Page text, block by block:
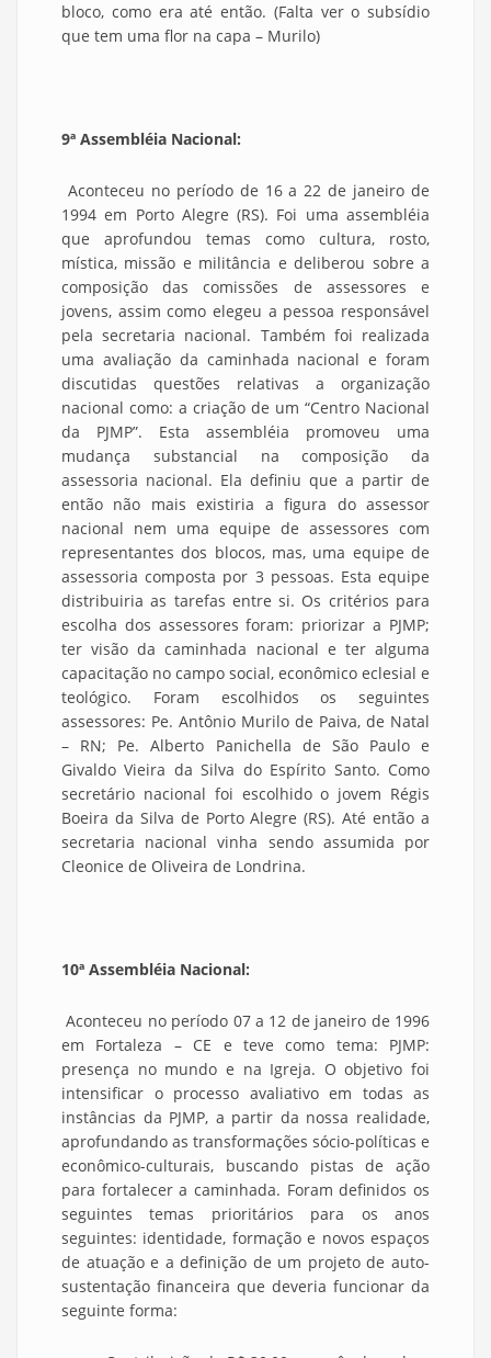
bloco, como era até então. (Falta ver o subsídio
que tem uma flor na capa – Murilo)
9ª Assembléia Nacional:
Aconteceu no período de 16 a 22 de janeiro de
1994 em Porto Alegre (RS). Foi uma assembléia
que aprofundou temas como cultura, rosto,
mística, missão e militância e deliberou sobre a
composição das comissões de assessores e
jovens, assim como elegeu a pessoa responsável
pela secretaria nacional. Também foi realizada
uma avaliação da caminhada nacional e foram
discutidas questões relativas a organização
nacional como: a criação de um “Centro Nacional
da PJMP”. Esta assembléia promoveu uma
mudança substancial na composição da
assessoria nacional. Ela definiu que a partir de
então não mais existiria a figura do assessor
nacional nem uma equipe de assessores com
representantes dos blocos, mas, uma equipe de
assessoria composta por 3 pessoas. Esta equipe
distribuiria as tarefas entre si. Os critérios para
escolha dos assessores foram: priorizar a PJMP;
ter visão da caminhada nacional e ter alguma
capacitação no campo social, econômico eclesial e
teológico. Foram escolhidos os seguintes
assessores: Pe. Antônio Murilo de Paiva, de Natal
– RN; Pe. Alberto Panichella de São Paulo e
Givaldo Vieira da Silva do Espírito Santo. Como
secretário nacional foi escolhido o jovem Régis
Boeira da Silva de Porto Alegre (RS). Até então a
secretaria nacional vinha sendo assumida por
Cleonice de Oliveira de Londrina.
10ª Assembléia Nacional:
Aconteceu no período 07 a 12 de janeiro de 1996
em Fortaleza – CE e teve como tema: PJMP:
presença no mundo e na Igreja. O objetivo foi
intensificar o processo avaliativo em todas as
instâncias da PJMP, a partir da nossa realidade,
aprofundando as transformações sócio-políticas e
econômico-culturais, buscando pistas de ação
para fortalecer a caminhada. Foram definidos os
seguintes temas prioritários para os anos
seguintes: identidade, formação e novos espaços
de atuação e a definição de um projeto de auto-
sustentação financeira que deveria funcionar da
seguinte forma: